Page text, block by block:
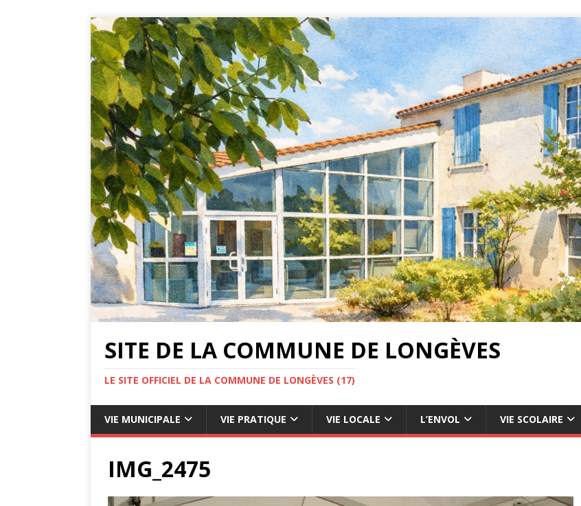
SITE DE LA COMMUNE DE LONGÈVES
LE SITE OFFICIEL DE LA COMMUNE DE LONGÈVES (17)
VIE MUNICIPALE VIE PRATIQUE VIE LOCALE L’ENVOL VIE SCOLAIRE
IMG_2475